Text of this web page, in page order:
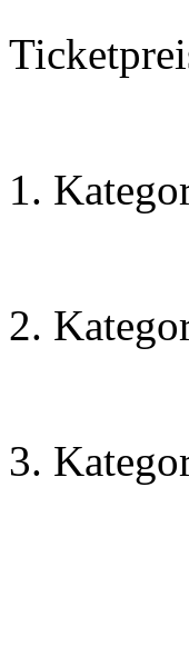
1.
2.
3.